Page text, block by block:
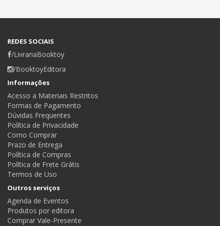
REDES SOCIAIS
/LivrariaBooktoy
/BooktoyEditora
Informações
Acesso a Materiais Restritos
Formas de Pagamento
Dúvidas Frequentes
Política de Privacidade
Como Comprar
Prazo de Entrega
Política de Compras
Política de Frete Grátis
Termos de Uso
Outros serviços
Agenda de Eventos
Produtos por editora
Comprar Vale-Presente